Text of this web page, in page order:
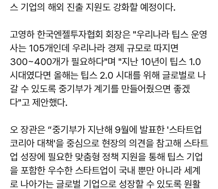
스 기업의 해외 진출 지원도 강화할 예정이다.
고영하 한국엔젤투자협회 회장은 "우리나라 팁스 운영
사는 105개인데 우리나라 경제 규모로 따지면
300~400개가 필요하다"며 "지난 10년이 팁스 1.0
시대였다면 올해는 팁스 2.0 시대를 위해 글로벌로 나
갈 수 있도록 중기부가 계기를 만들어줬으면 좋겠
다"고 제안했다.
오 장관은 “중기부가 지난해 9월에 발표한 '스타트업
코리아 대책'을 중심으로 현장의 의견을 참고해 스타트
업 성장에 필요한 맞춤형 정책 지원을 통해 팁스 기업
을 포함한 우수한 스타트업이 국내 뿐만 아니라 세계
로 나아가는 글로벌 기업으로 성장할 수 있도록 원활